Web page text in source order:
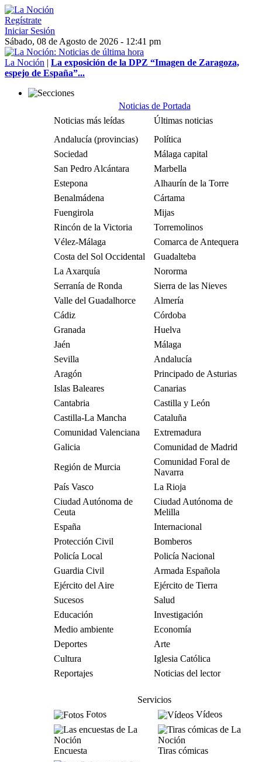
Regístrate
Iniciar Sesión
Sábado, 08 de Agosto de 2026 - 12:41 pm
La Noción | La exposición de la DPZ “Imagen de Zaragoza,
espejo de España”...
Noticias de Portada
Noticias más leídas
Últimas noticias
Andalucía (provincias)
Política
Sociedad
Málaga capital
San Pedro Alcántara
Marbella
Estepona
Alhaurín de la Torre
Benalmádena
Cártama
Fuengirola
Mijas
Rincón de la Victoria
Torremolinos
Vélez-Málaga
Comarca de Antequera
Costa del Sol Occidental
Guadalteba
La Axarquía
Nororma
Serranía de Ronda
Sierra de las Nieves
Valle del Guadalhorce
Almería
Cádiz
Córdoba
Granada
Huelva
Jaén
Málaga
Sevilla
Andalucía
Aragón
Principado de Asturias
Islas Baleares
Canarias
Cantabria
Castilla y León
Castilla-La Mancha
Cataluña
Comunidad Valenciana
Extremadura
Galicia
Comunidad de Madrid
Región de Murcia
Comunidad Foral de
Navarra
País Vasco
La Rioja
Ciudad Autónoma de
Ceuta
Ciudad Autónoma de
Melilla
España
Internacional
Protección Civil
Bomberos
Policía Local
Policía Nacional
Guardia Civil
Armada Española
Ejército del Aire
Ejército de Tierra
Sucesos
Salud
Educación
Investigación
Medio ambiente
Economía
Deportes
Arte
Cultura
Iglesia Católica
Reportajes
Noticias del lector
Servicios
Fotos
Vídeos
Encuesta Tiras cómicas